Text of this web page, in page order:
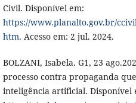
Civil. Disponível em:
https://www.planalto.gov.br/
htm. Acesso em: 2 jul. 2024.
BOLZANI, Isabela. G1, 23
processo contra propaganda
inteligência artificial. Disponível